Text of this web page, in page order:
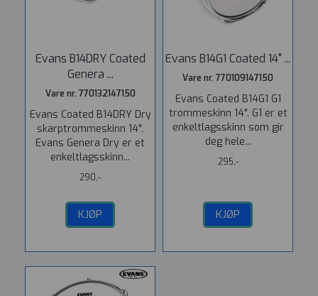
Evans B14DRY Coated
Genera ...
Vare nr. 770132147150
Evans Coated B14DRY Dry
skarptrommeskinn 14".
Evans Genera Dry er et
enkeltlagsskinn...
290,-
KJØP
Evans B14G1 Coated 14" ...
Vare nr. 770109147150
Evans Coated B14G1 G1
trommeskinn 14". G1 er et
enkeltlagsskinn som gir
deg hele...
295,-
KJØP